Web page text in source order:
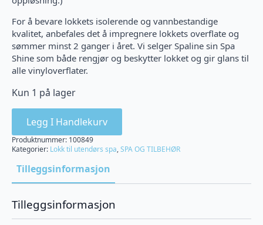
For å bevare lokkets isolerende og vannbestandige
kvalitet, anbefales det å impregnere lokkets overflate og
sømmer minst 2 ganger i året. Vi selger Spaline sin Spa
Shine som både rengjør og beskytter lokket og gir glans til
alle vinyloverflater.
Kun 1 på lager
Legg I Handlekurv
Produktnummer: 100849
Kategorier: Lokk til utendørs spa,SPA OG TILBEHØR
Tilleggsinformasjon
Tilleggsinformasjon